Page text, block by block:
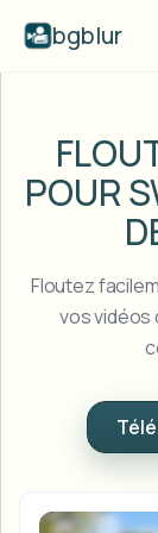
bgblur
Tarifs
Exemples
Voir tous
Flouter le
Flouter la
View all
Browse every
Entreprise
Écoles et
POUR
Floutez
vos vidéos